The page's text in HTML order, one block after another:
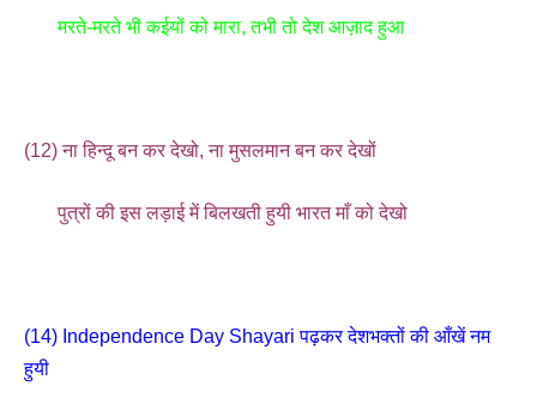
मरते-मरते भी कईयों को मारा, तभी तो देश आज़ाद हुआ
(12) ना हिन्दू बन कर देखो, ना मुसलमान बन कर देखों
पुत्रों की इस लड़ाई में बिलखती हुयी भारत माँ को देखो
(14) Independence Day Shayari पढ़कर देशभक्तों की आँखें नम
हुयी